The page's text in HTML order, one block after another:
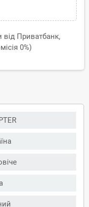
від Приватбанк,
0%)